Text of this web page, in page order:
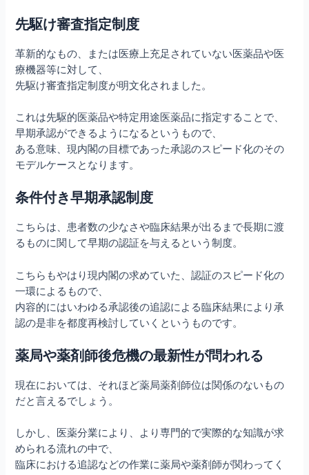
先駆け審査指定制度
革新的なもの、または医療上充足されていない医薬品や医
療機器等に対して、
先駆け審査指定制度が明文化されました。
これは先駆的医薬品や特定用途医薬品に指定することで、
早期承認ができるようになるというもので、
ある意味、現内閣の目標であった承認のスピード化のその
モデルケースとなります。
条件付き早期承認制度
こちらは、患者数の少なさや臨床結果が出るまで長期に渡
るものに関して早期の認証を与えるという制度。
こちらもやはり現内閣の求めていた、認証のスピード化の
一環によるもので、
内容的にはいわゆる承認後の追認による臨床結果により承
認の是非を都度再検討していくというものです。
薬局や薬剤師後危機の最新性が問われる
現在においては、それほど薬局薬剤師位は関係のないもの
だと言えるでしょう。
しかし、医薬分業により、より専門的で実際的な知識が求
められる流れの中で、
臨床における追認などの作業に薬局や薬剤師が関わってく